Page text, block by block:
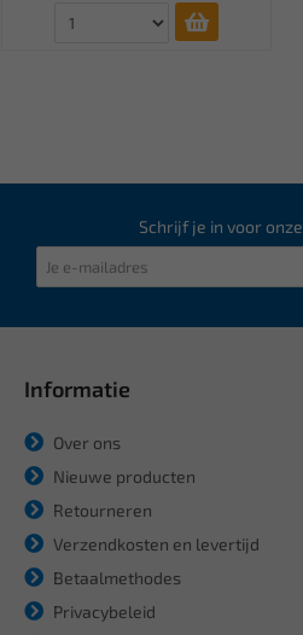
Schrijf je in voor onze
Informatie
Over ons
Nieuwe producten
Retourneren
Verzendkosten en levertijd
Betaalmethodes
Privacybeleid